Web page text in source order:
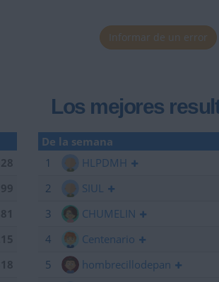
Informar de un error
Los mejores
De la semana
1
HLPDMH
2
SIUL
3
CHUMELIN
4
Centenario
5
hombrecillodepan